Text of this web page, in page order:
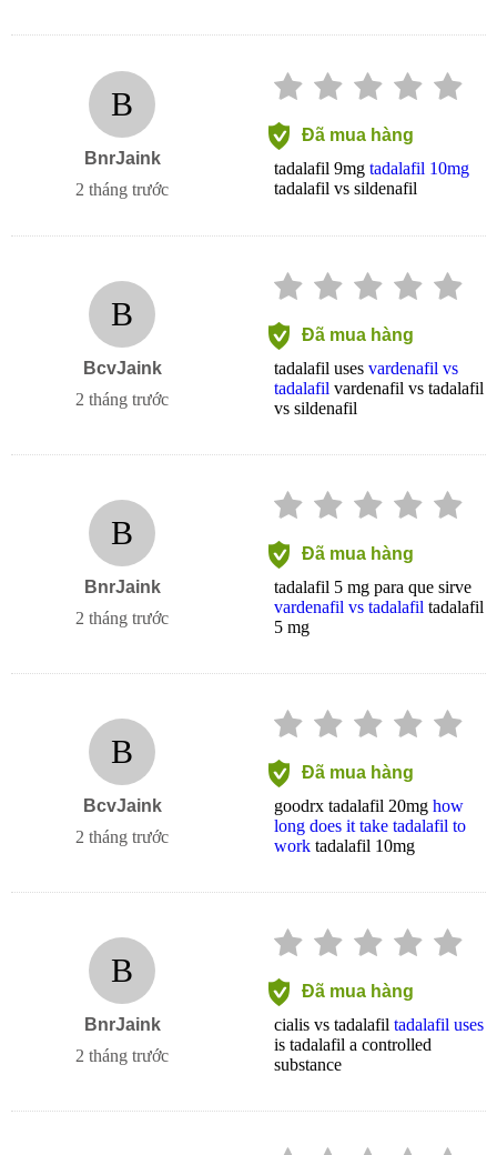
B
BnrJaink
2 tháng trước
Đã mua hàng
tadalafil 9mg tadalafil 10mg
tadalafil vs sildenafil
B
BcvJaink
2 tháng trước
Đã mua hàng
tadalafil uses vardenafil vs
tadalafil vardenafil vs tadalafil
vs sildenafil
B
BnrJaink
2 tháng trước
Đã mua hàng
tadalafil 5 mg para que sirve
vardenafil vs tadalafil tadalafil
5 mg
B
BcvJaink
2 tháng trước
Đã mua hàng
goodrx tadalafil 20mg how
long does it take tadalafil to
work tadalafil 10mg
B
BnrJaink
2 tháng trước
Đã mua hàng
cialis vs tadalafil tadalafil uses
is tadalafil a controlled
substance